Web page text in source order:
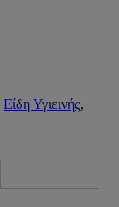
Είδη Υγιεινής,